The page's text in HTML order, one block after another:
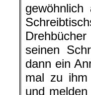
seinen
dann ein
mal zu ihm
und